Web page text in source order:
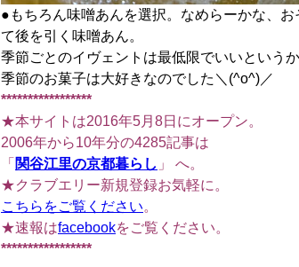
●もちろん味噌あんを選択。なめらーかな、
て後を引く味噌あん。
季節ごとのイヴェントは最低限でいいという
季節のお菓子は大好きなのでした＼(^o^)／
*****************
★本サイトは2016年5月8日にオープン。
2006年から10年分の4285記事は
「 関谷江里の京都暮らし 」 へ。
★クラブエリー新規登録お気軽に。
こちらをご覧ください。
★速報はfacebookをご覧ください。
*****************